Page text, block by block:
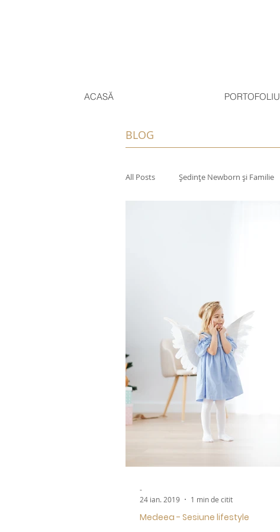
ACASĂ PORTOFOLIU
BLOG
All Posts Ședințe Newborn și Familie
Medeea - Sesiune lifestyle
-
24 ian. 2019
1 min de citit